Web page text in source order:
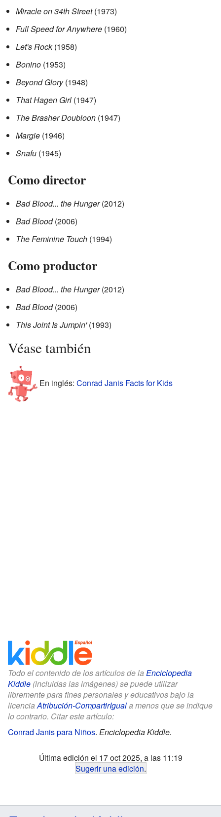
Miracle on 34th Street(1973)
Full Speed for Anywhere (1960)
Let's Rock(1958)
Bonino (1953)
Beyond Glory(1948)
That Hagen Girl (1947)
The Brasher Doubloon (1947)
Margie (1946)
Snafu (1945)
Como director
Bad Blood... the Hunger(2012)
Bad Blood(2006)
The Feminine Touch (1994)
Como productor
Bad Blood... the Hunger(2012)
Bad Blood(2006)
This Joint Is Jumpin'(1993)
Véase también
En inglés: Conrad Janis Facts for Kids
Todo el contenido de los artículos de la Enciclopedia
Kiddle (incluidas las imágenes) se puede utilizar
libremente para fines personales y educativos bajo la
licenciaAtribución-CompartirIguala menos que se indique
lo contrario. Citar este artículo:
Conrad Janis para Niños. Enciclopedia Kiddle.
Última edición el 17 oct 2025, a las 11:19
Sugerir una edición.